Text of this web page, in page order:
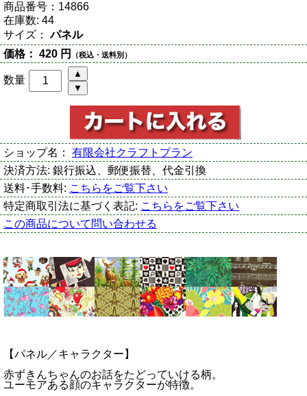
商品番号： 14866
在庫数: 44
サイズ： パネル
価格： 420 円 （税込・送料別）
数量
ショップ名： 有限会社クラフトプラン
決済方法: 銀行振込、郵便振替、代金引換
送料･手数料: こちらをご覧下さい
特定商取引法に基づく表記: こちらをご覧下さい
この商品について問い合わせる
【パネル／キャラクター】
赤ずきんちゃんのお話をたどっていける柄。
ユーモアある顔のキャラクターが特徴。